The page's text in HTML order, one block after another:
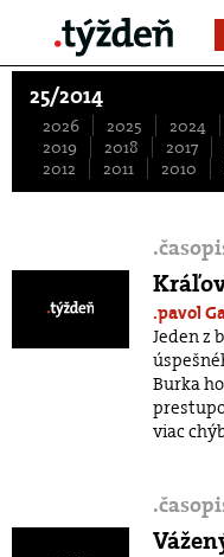
25/2014
2026 2025 2024
2019
2018 2017
2012
2011 2010
.
.pavol
Jeden z
Burka
viac
.